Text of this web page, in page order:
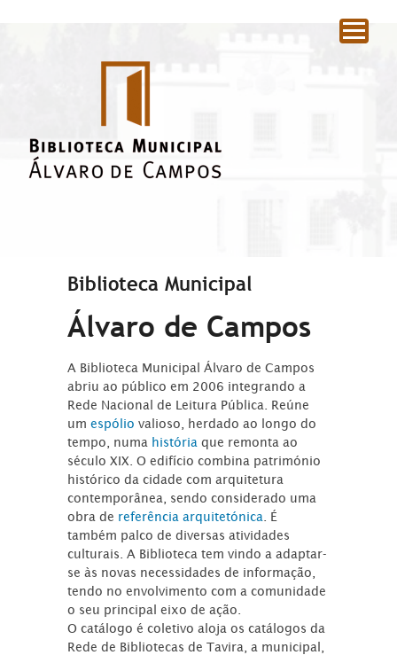
Biblioteca Municipal
Álvaro de Campos
A Biblioteca Municipal Álvaro de Campos
abriu ao público em 2006 integrando a
Rede Nacional de Leitura Pública. Reúne
umespóliovalioso, herdado ao longo do
tempo, numa história que remonta ao
século XIX. O edifício combina património
histórico da cidade com arquitetura
contemporânea, sendo considerado uma
obra de referência arquitetónica . É
também palco de diversas atividades
culturais. A Biblioteca tem vindo a adaptar-
se às novas necessidades de informação,
tendo no envolvimento com a comunidade
o seu principal eixo de ação.
O catálogo é coletivo aloja os catálogos da
Rede de Bibliotecas de Tavira, a municipal,